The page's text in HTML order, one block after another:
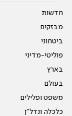
חדשות
מבזקים
ביטחוני
פוליטי-מדיני
בארץ
בעולם
משפט ופלילים
כלכלה ונדל"ן